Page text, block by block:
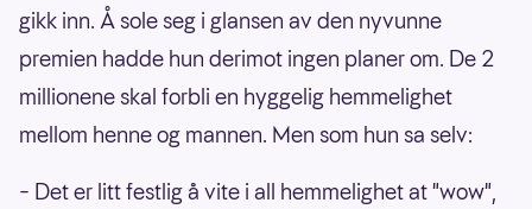
gikk inn. Å sole seg i glansen av den nyvunne
premien hadde hun derimot ingen planer om. De 2
millionene skal forbli en hyggelig hemmelighet
mellom henne og mannen. Men som hun sa selv:
– Det er litt festlig å vite i all hemmelighet at "wow",